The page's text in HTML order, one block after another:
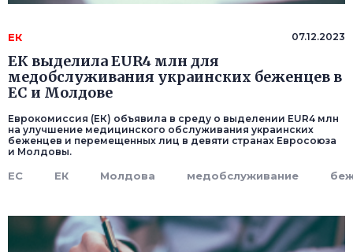
ЕК 07.12.2023
ЕК выделила EUR4 млн для
медобслуживания украинских беженцев в
ЕС и Молдове
Еврокомиссия (ЕК) объявила в среду о выделении EUR4 млн
на улучшение медицинского обслуживания украинских
беженцев и перемещенных лиц в девяти странах Евросоюза
и Молдовы.
ЕС ЕК Молдова медобслуживание